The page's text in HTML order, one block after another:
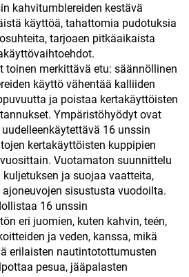
kahvitumblereiden kestävä
käyttöä, tahattomia pudotuksia
tarjoaen pitkäaikaista
toinen merkittävä etu: säännöllinen
käyttö vähentää kalliiden
ja poistaa kertakäyttöisten
Ympäristöhyödyt ovat
16 unssin
kertakäyttöisten kuppipien
Vuotamaton suunnittelu
ja suojaa vaatteita,
sisustusta vuodoilta.
16 unssin
eri juomien, kuten kahvin, teén,
ja veden, kanssa, mikä
erilaisten nautintotottumusten
pesua, jääpalasten